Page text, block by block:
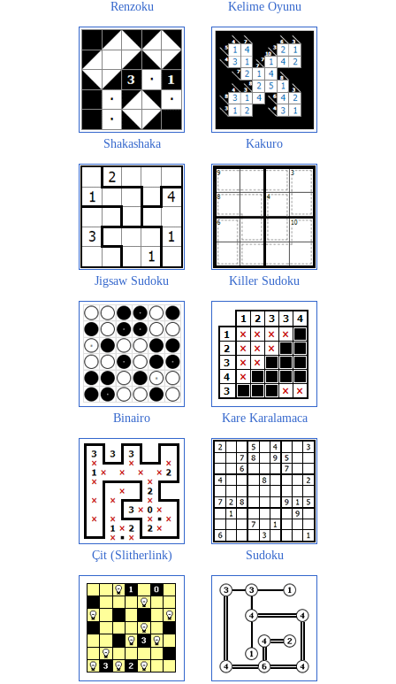
Renzoku Kelime Oyunu
Shakashaka Kakuro
Jigsaw Sudoku Killer Sudoku
Binairo Kare Karalamaca
Çit (Slitherlink) Sudoku